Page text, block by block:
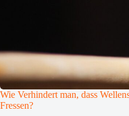
Wie Verhindert man, dass
Fressen?